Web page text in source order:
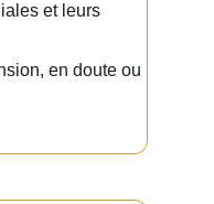
et leurs
en doute ou